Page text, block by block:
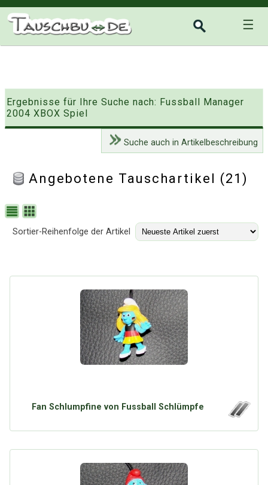
☰
Ergebnisse für Ihre Suche nach: Fussball Manager
2004 XBOX Spiel
Suche auch in Artikelbeschreibung
Angebotene Tauschartikel (21)
Sortier-Reihenfolge der Artikel
Fan Schlumpfine von Fussball Schlümpfe